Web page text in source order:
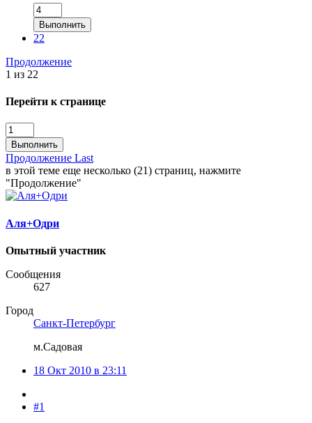
Выполнить
22
Продолжение
1 из 22
Перейти к странице
Выполнить
Продолжение Last
в этой теме еще несколько (21) страниц, нажмите
"Продолжение"
Аля+Одри
Опытный участник
Сообщения
627
Город
Санкт-Петербург
м.Садовая
18 Окт 2010 в 23:11
#1